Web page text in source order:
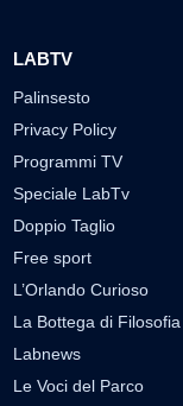
LABTV
Palinsesto
Privacy Policy
Programmi TV
Speciale LabTv
Doppio Taglio
Free sport
L’Orlando Curioso
La Bottega di Filosofia
Labnews
Le Voci del Parco